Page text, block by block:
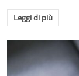
Leggi di più